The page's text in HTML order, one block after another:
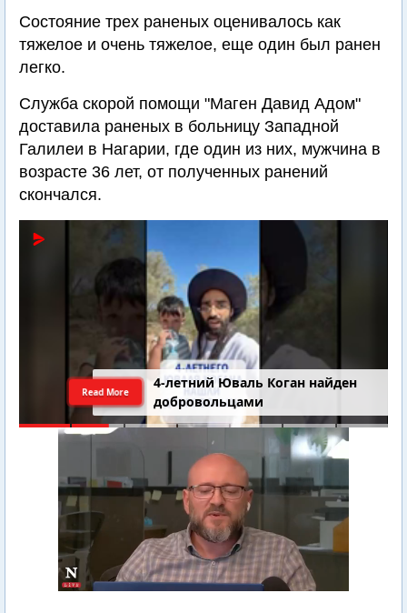
Состояние трех раненых оценивалось как
тяжелое и очень тяжелое, еще один был ранен
легко.
Служба скорой помощи "Маген Давид Адом"
доставила раненых в больницу Западной
Галилеи в Нагарии, где один из них, мужчина в
возрасте 36 лет, от полученных ранений
скончался.
4-летний Юваль Коган найден
добровольцами
Read More